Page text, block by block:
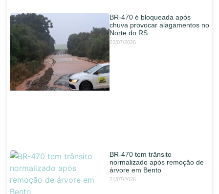
BR-470 é bloqueada após
chuva provocar alagamentos no
Norte do RS
22/07/2026
BR-470 tem trânsito
normalizado após remoção de
árvore em Bento
21/07/2026